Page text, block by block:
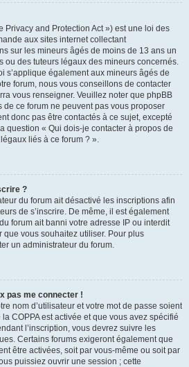
Privacy and Protection Act ») est une loi des
aux sites internet collectant
sur les mineurs âgés de moins de 13 ans un
ou des tuteurs légaux des mineurs concernés.
s’applique également aux mineurs âgés de
forum, nous vous conseillons de contacter
vous renseigner. Veuillez noter que phpBB
de ce forum ne peuvent pas vous proposer
donc pas être contactés à ce sujet, excepté
question « Qui dois-je contacter à propos de
liés à ce forum ? ».
?
du forum ait désactivé les inscriptions afin
de s’inscrire. De même, il est également
forum ait banni votre adresse IP ou interdit
que vous souhaitez utiliser. Pour plus
un administrateur du forum.
pas me connecter !
nom d’utilisateur et votre mot de passe soient
COPPA est activée et que vous avez spécifié
l’inscription, vous devrez suivre les
Certains forums exigeront également que
être activées, soit par vous-même ou soit par
puissiez ouvrir une session ; cette